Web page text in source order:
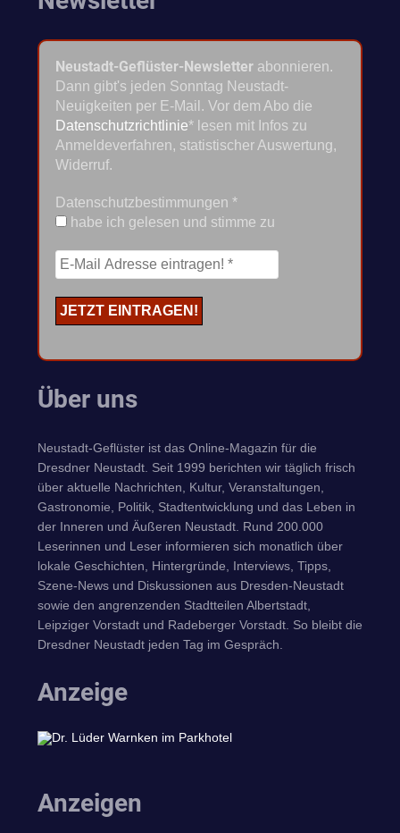
Neustadt-Geflüster-Newsletter abonnieren.
Dann gibt's jeden Sonntag Neustadt-
Neuigkeiten per E-Mail. Vor dem Abo die
Datenschutzrichtlinie* lesen mit Infos zu
Anmeldeverfahren, statistischer Auswertung,
Widerruf.
Datenschutzbestimmungen *
habe ich gelesen und stimme zu
Über uns
Neustadt-Geflüster ist das Online-Magazin für die
Dresdner Neustadt. Seit 1999 berichten wir täglich frisch
über aktuelle Nachrichten, Kultur, Veranstaltungen,
Gastronomie, Politik, Stadtentwicklung und das Leben in
der Inneren und Äußeren Neustadt. Rund 200.000
Leserinnen und Leser informieren sich monatlich über
lokale Geschichten, Hintergründe, Interviews, Tipps,
Szene-News und Diskussionen aus Dresden-Neustadt
sowie den angrenzenden Stadtteilen Albertstadt,
Leipziger Vorstadt und Radeberger Vorstadt. So bleibt die
Dresdner Neustadt jeden Tag im Gespräch.
Anzeige
Anzeigen